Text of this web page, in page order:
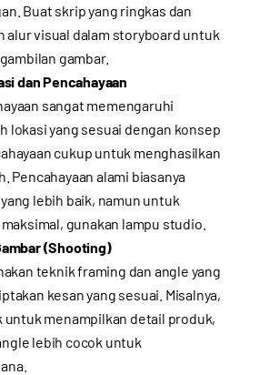
Buat skrip yang ringkas dan
alur visual dalam storyboard untuk
gambar.
dan Pencahayaan
sangat memengaruhi
lokasi yang sesuai dengan konsep
cukup untuk menghasilkan
Pencahayaan alami biasanya
lebih baik, namun untuk
gunakan lampu studio.
(Shooting)
teknik framing dan angle yang
kesan yang sesuai. Misalnya,
untuk menampilkan detail produk,
lebih cocok untuk